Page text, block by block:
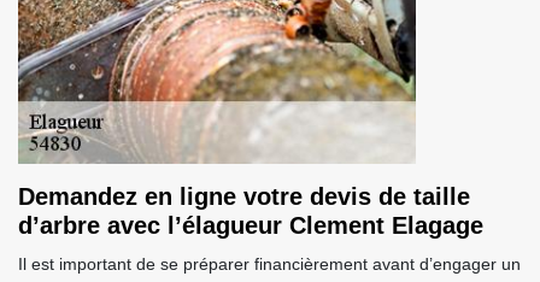
Demandez en ligne votre devis de taille
d’arbre avec l’élagueur Clement Elagage
Il est important de se préparer financièrement avant d’engager un